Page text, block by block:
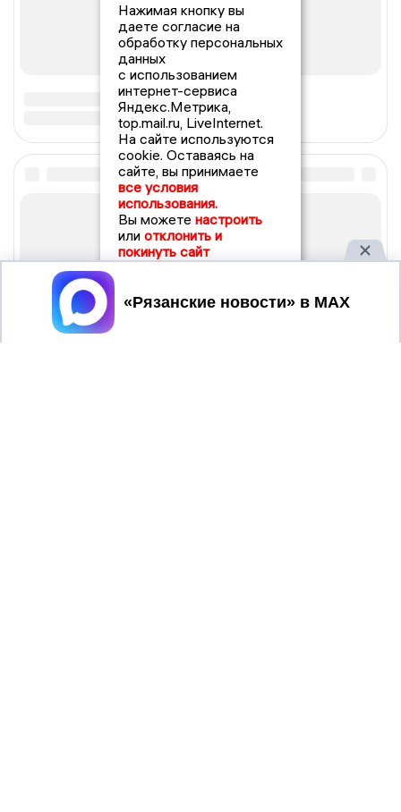
Нажимая кнопку вы
даете согласие на
обработку персональных
данных
с использованием
интернет-сервиса
Яндекс.Метрика,
top.mail.ru, LiveInternet.
На сайте используются
cookie. Оставаясь на
сайте, вы принимаете
все условия
использования.
Вы можете настроить
или отклонить и
покинуть сайт
Принять